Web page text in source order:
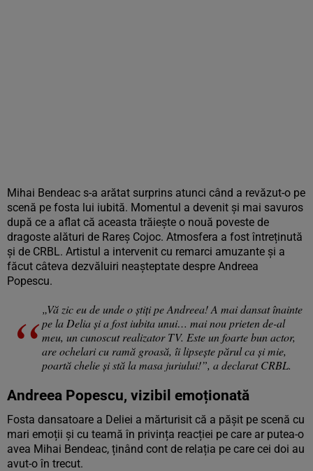
Mihai Bendeac s-a arătat surprins atunci când a revăzut-o pe
scenă pe fosta lui iubită. Momentul a devenit și mai savuros
după ce a aflat că aceasta trăiește o nouă poveste de
dragoste alături de Rareș Cojoc. Atmosfera a fost întreținută
și de CRBL. Artistul a intervenit cu remarci amuzante și a
făcut câteva dezvăluiri neașteptate despre Andreea
Popescu.
„Vă zic eu de unde o știți pe Andreea! A mai dansat înainte
pe la Delia și a fost iubita unui… mai nou prieten de-al
meu, un cunoscut realizator TV. Este un foarte bun actor,
are ochelari cu ramă groasă, îi lipsește părul ca și mie,
poartă chelie și stă la masa juriului!”, a declarat CRBL.
Andreea Popescu, vizibil emoționată
Fosta dansatoare a Deliei a mărturisit că a pășit pe scenă cu
mari emoții și cu teamă în privința reacției pe care ar putea-o
avea Mihai Bendeac, ținând cont de relația pe care cei doi au
avut-o în trecut.